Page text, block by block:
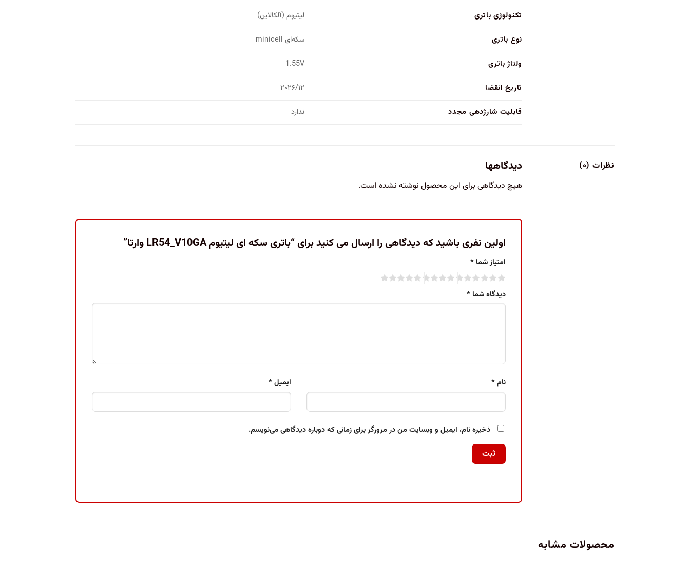
تکنولوژی باتری لیتیوم (آلکالاین)
نوع باتری سکه‌ای minicell
ولتاژ باتری 1.55V
تاریخ انقضا ۲۰۲۶/۱۲
قابلیت شارژدهی مجدد ندارد
نظرات (۰) دیدگاهها
هیچ دیدگاهی برای این محصول نوشته نشده است.
اولین نفری باشید که دیدگاهی را ارسال می کنید برای “باتری سکه ای لیتیوم LR54_V10GA وارتا”
امتیاز شما *
دیدگاه شما *
نام* ایمیل*
ذخیره نام، ایمیل و وبسایت من در مرورگر برای زمانی که دوباره دیدگاهی می‌نویسم.
محصولات مشابه